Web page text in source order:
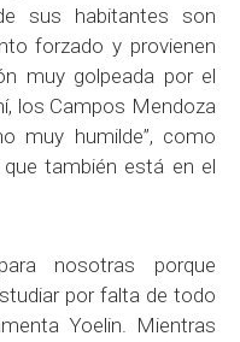
sus habitantes son
forzado y provienen
muy golpeada por el
los Campos Mendoza
muy humilde”, como
también está en el
nosotras porque
por falta de todo
Yoelin. Mientras